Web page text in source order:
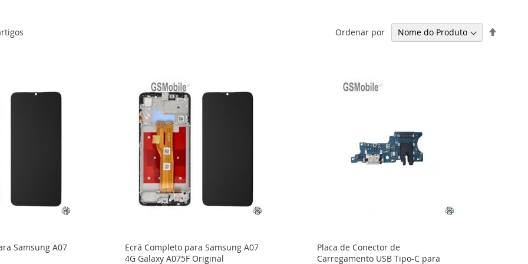
Ordenar por
Samsung A07
Ecrã Completo para Samsung A07
4G Galaxy A075F Original
Placa de Conector de
Carregamento USB Tipo-C para